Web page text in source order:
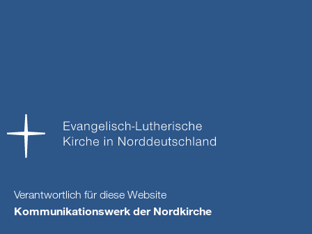
Verantwortlich für diese Website
Kommunikationswerk der Nordkirche